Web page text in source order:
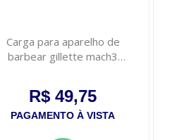
Carga para aparelho de
barbear gillette mach3
R$ 49,75
PAGAMENTO À VISTA